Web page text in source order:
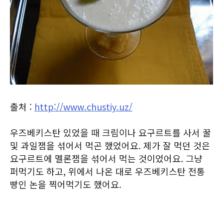
출처 : http://www.chustiy.uz/
우즈베키스탄 있었을 때 크림이나 요구르트를 사서 꿀
및 과일잼을 섞어서 먹곤 했었어요. 제가 잘 먹던 것은
요구르트에 멜론잼을 섞어서 먹는 것이었어요. 그냥
퍼먹기도 하고, 위에서 나온 대로 우즈베키스탄 전통
빵인 논을 찍어먹기도 했어요.